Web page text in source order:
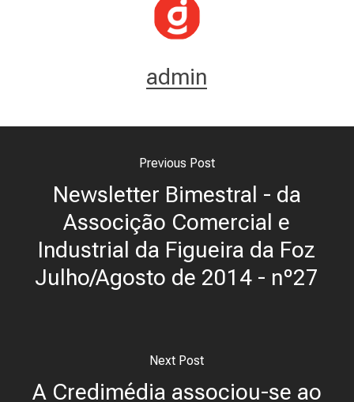
admin
Previous Post
Newsletter Bimestral - da
Associção Comercial e
Industrial da Figueira da Foz
Julho/Agosto de 2014 - nº27
Next Post
A Credimédia associou-se ao